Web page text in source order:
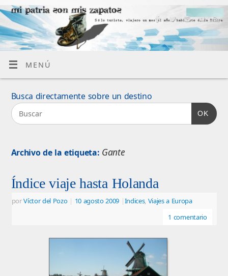
MENÚ
Busca directamente sobre un destino
OK
Archivo de la etiqueta: Gante
Índice viaje hasta Holanda
porVíctor del Pozo | 10 agosto 2009 |Indices, Viajes a Europa
1 comentario